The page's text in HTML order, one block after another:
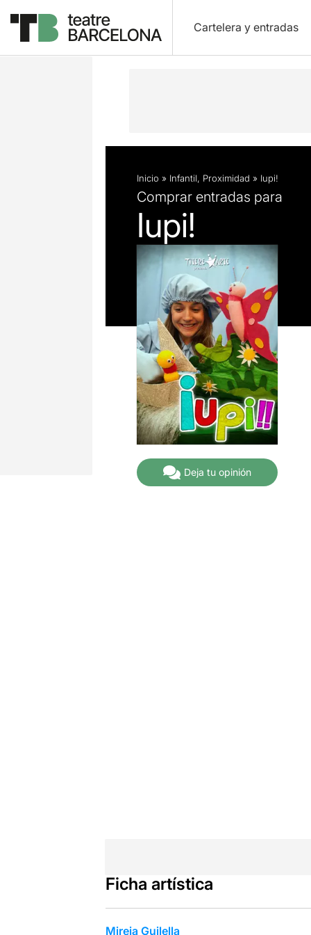
Cartelera y entradas
Descripción Ficha artística
Inicio » Infantil, Proximidad » Iupi!
Comprar entradas para
Iupi!
Deja tu opinión
Ficha artística
Mireia Guilella